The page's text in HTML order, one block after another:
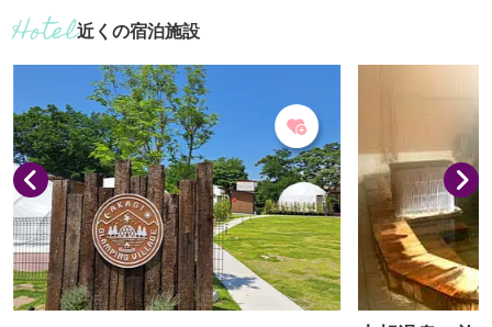
旬に10種類・約16,000株のアジサイが咲
き誇ります。
き個室やフィン
にしたこだわ
れ、敷地内に
近くの宿泊施設